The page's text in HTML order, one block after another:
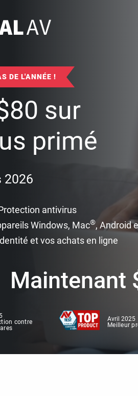
DE L'ANNÉE !
80 sur
primé
2026
antivirus
Windows, Mac®, Android
et vos achats en ligne
Maintenant
contre
Avril 2025
Meilleur